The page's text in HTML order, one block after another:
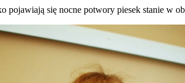
pojawiają się nocne potwory piesek stanie w